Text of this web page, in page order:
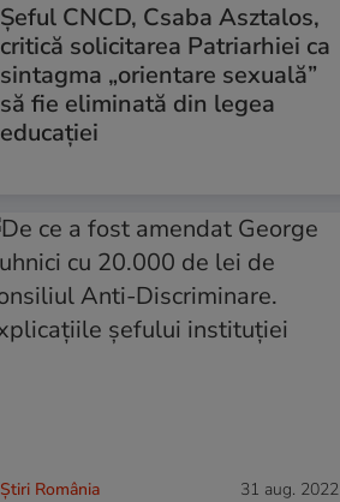
Șeful CNCD, Csaba Asztalos,
critică solicitarea Patriarhiei ca
sintagma „orientare sexuală”
să fie eliminată din legea
educației
Știri România 31 aug. 2022